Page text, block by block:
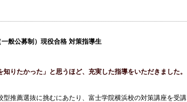
般公募制）現役合格 対策指導生
りたかった」と思うほど、充実した指導をいただきました。
推薦選抜に挑むにあたり、富士学院横浜校の対策講座を受講